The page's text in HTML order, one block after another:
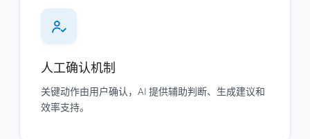
人工确认机制
关键动作由用户确认，AI 提供辅助判断、生成建议和
效率支持。